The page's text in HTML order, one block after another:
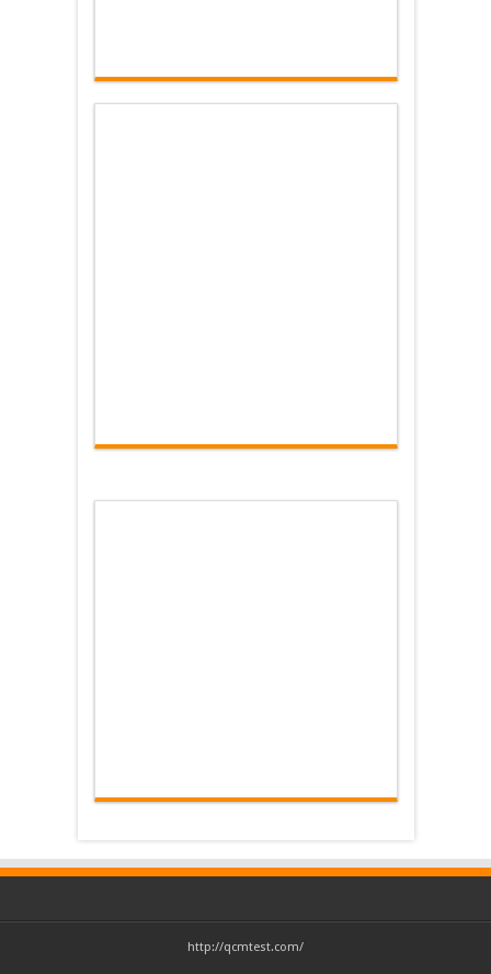
http://qcmtest.com/